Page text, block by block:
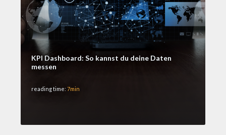
KPI Dashboard: So kannst du deine Daten
messen
reading time: 7min